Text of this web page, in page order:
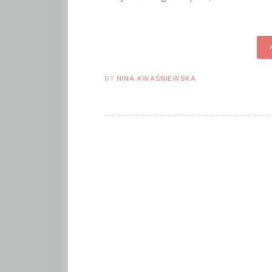
BY NINA KWAŚNIEWSKA